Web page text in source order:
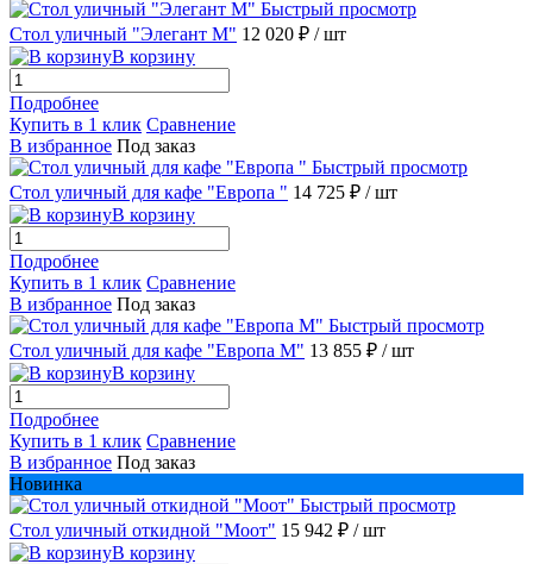
Быстрый просмотр
Стол уличный "Элегант М" 12 020 ₽ / шт
В корзину
Подробнее
Купить в 1 клик Сравнение
В избранное Под заказ
Быстрый просмотр
Стол уличный для кафе "Европа " 14 725 ₽ / шт
В корзину
Подробнее
Купить в 1 клик Сравнение
В избранное Под заказ
Быстрый просмотр
Стол уличный для кафе "Европа М" 13 855 ₽ / шт
В корзину
Подробнее
Купить в 1 клик Сравнение
В избранное Под заказ
Новинка
Быстрый просмотр
Стол уличный откидной "Моот" 15 942 ₽ / шт
В корзину